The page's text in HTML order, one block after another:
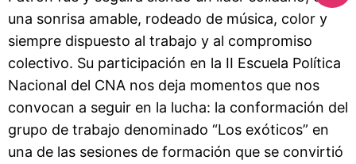
una sonrisa amable, rodeado de música, color y
siempre dispuesto al trabajo y al compromiso
colectivo. Su participación en la II Escuela Política
Nacional del CNA nos deja momentos que nos
convocan a seguir en la lucha: la conformación del
grupo de trabajo denominado “Los exóticos” en
una de las sesiones de formación que se convirtió